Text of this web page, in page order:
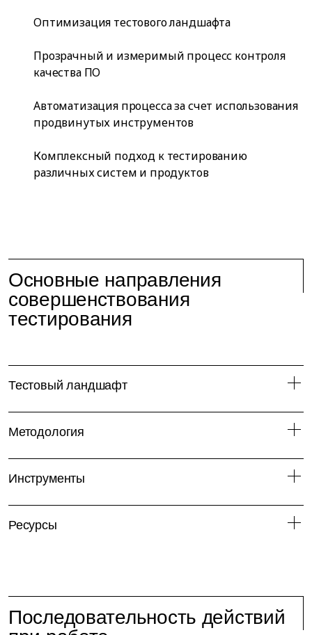
Оптимизация тестового ландшафта
Прозрачный и измеримый процесс контроля
качества ПО
Автоматизация процесса за счет использования
продвинутых инструментов
Комплексный подход к тестированию
различных систем и продуктов
Основные направления
совершенствования
тестирования
Тестовый ландшафт
Методология
Инструменты
Ресурсы
Последовательность действий